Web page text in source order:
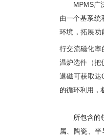
MPMS广
由一个基系统
环境，拓展功
行交流磁化率
温炉选件（把
退磁可获取达
的循环利用，
所包含的
属、陶瓷、